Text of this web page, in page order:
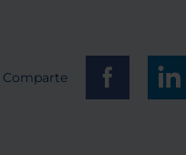
Comparte